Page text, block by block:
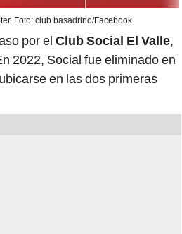
Foto: club basadrino/Facebook
por el Club Social El Valle,
2022, Social fue eliminado en
en las dos primeras